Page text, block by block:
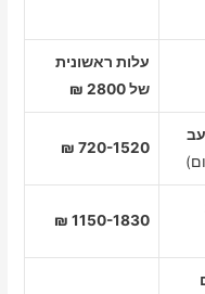
עלות ראשונית
של 2800 ₪
720-1520 ₪
1150-1830 ₪